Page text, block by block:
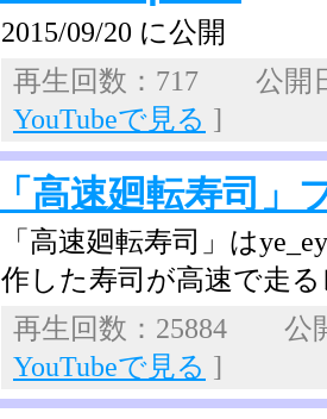
2015/09/20 に公開
再生回数：717 公開
YouTubeで見る ]
「高速廻転寿司」
「高速廻転寿司」は
作した寿司が高速で走
再生回数：25884 公
YouTubeで見る ]